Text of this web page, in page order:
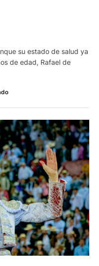
su estado de salud ya
de edad, Rafael de